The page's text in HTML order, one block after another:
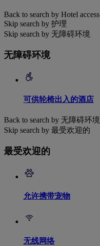
Back to search by Hotel access
Skip search by 护理
Skip search by 无障碍环境
无障碍环境
可供轮椅出入的酒店
Back to search by 无障碍环境
Skip search by 最受欢迎的
最受欢迎的
允许携带宠物
无线网络